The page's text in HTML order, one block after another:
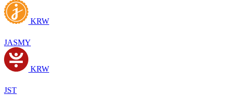
KRW
JASMY
KRW
JST